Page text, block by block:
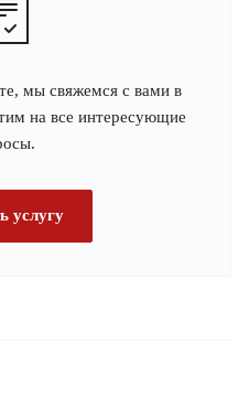
мы свяжемся с вами в
на все интересующие
услугу